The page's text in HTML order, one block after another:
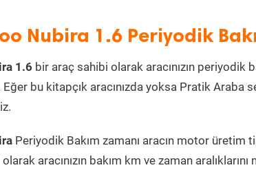
Nubira 1.6 Periyodik
1.6 bir araç sahibi olarak aracınızın periyodik
bu kitapçık aracınızda yoksa Pratik Araba
Periyodik Bakım zamanı aracın motor üretim
aracınızın bakım km ve zaman